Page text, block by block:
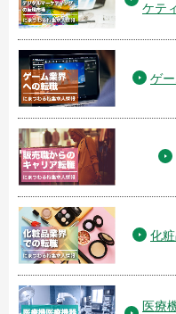
ケテ
ゲ
化
医療